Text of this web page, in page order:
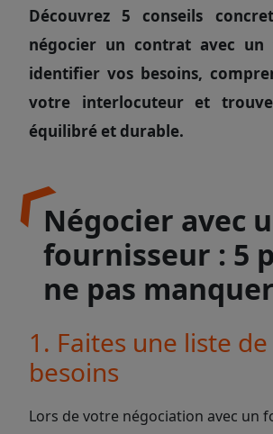
Découvrez 5 conseils
négocier un contrat avec un
identifier vos besoins,
votre interlocuteur et
équilibré et durable.
Négocier avec
fournisseur : 5
ne pas manquer
1. Faites une liste de
besoins
Lors de votre négociation avec un